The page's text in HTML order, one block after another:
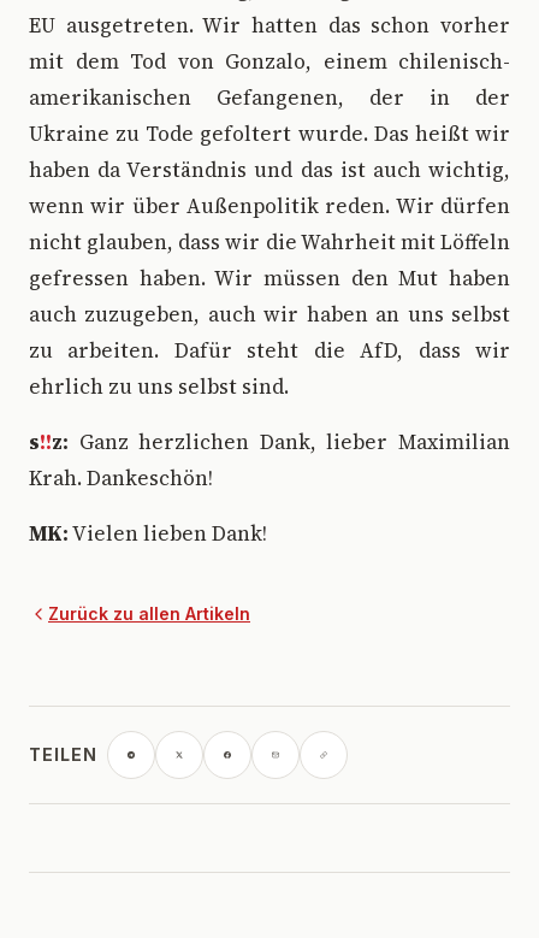
EU ausgetreten. Wir hatten das schon vorher
mit dem Tod von Gonzalo, einem chilenisch-
amerikanischen Gefangenen, der in der
Ukraine zu Tode gefoltert wurde. Das heißt wir
haben da Verständnis und das ist auch wichtig,
wenn wir über Außenpolitik reden. Wir dürfen
nicht glauben, dass wir die Wahrheit mit Löffeln
gefressen haben. Wir müssen den Mut haben
auch zuzugeben, auch wir haben an uns selbst
zu arbeiten. Dafür steht die AfD, dass wir
ehrlich zu uns selbst sind.
s!!z: Ganz herzlichen Dank, lieber Maximilian
Krah. Dankeschön!
MK:Vielen lieben Dank!
Zurück zu allen Artikeln
TEILEN